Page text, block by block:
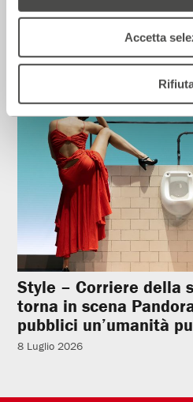
Accetta
12 Luglio 2026
Style – Corriere della
torna in scena
pubblici un’umanità
8 Luglio 2026